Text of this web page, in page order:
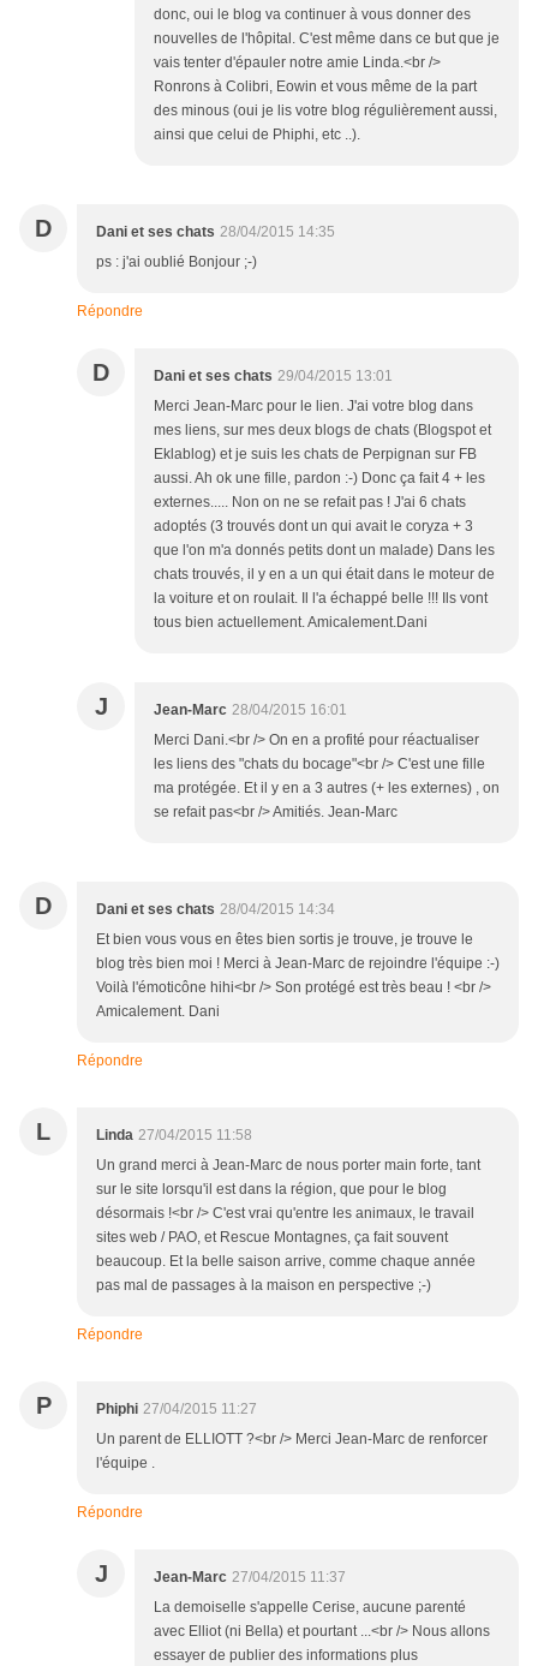
donc, oui le blog va continuer à vous donner des
nouvelles de l'hôpital. C'est même dans ce but que je
vais tenter d'épauler notre amie Linda.<br />
Ronrons à Colibri, Eowin et vous même de la part
des minous (oui je lis votre blog régulièrement aussi,
ainsi que celui de Phiphi, etc ..).
D Dani et ses chats 28/04/2015 14:35
ps : j'ai oublié Bonjour ;-)
Répondre
D Dani et ses chats 29/04/2015 13:01
Merci Jean-Marc pour le lien. J'ai votre blog dans
mes liens, sur mes deux blogs de chats (Blogspot et
Eklablog) et je suis les chats de Perpignan sur FB
aussi. Ah ok une fille, pardon :-) Donc ça fait 4 + les
externes..... Non on ne se refait pas ! J'ai 6 chats
adoptés (3 trouvés dont un qui avait le coryza + 3
que l'on m'a donnés petits dont un malade) Dans les
chats trouvés, il y en a un qui était dans le moteur de
la voiture et on roulait. Il l'a échappé belle !!! Ils vont
tous bien actuellement. Amicalement.Dani
J Jean-Marc 28/04/2015 16:01
Merci Dani.<br /> On en a profité pour réactualiser
les liens des "chats du bocage"<br /> C'est une fille
ma protégée. Et il y en a 3 autres (+ les externes) , on
se refait pas<br /> Amitiés. Jean-Marc
D Dani et ses chats 28/04/2015 14:34
Et bien vous vous en êtes bien sortis je trouve, je trouve le
blog très bien moi ! Merci à Jean-Marc de rejoindre l'équipe :-)
Voilà l'émoticône hihi<br /> Son protégé est très beau ! <br />
Amicalement. Dani
Répondre
L Linda 27/04/2015 11:58
Un grand merci à Jean-Marc de nous porter main forte, tant
sur le site lorsqu'il est dans la région, que pour le blog
désormais !<br /> C'est vrai qu'entre les animaux, le travail
sites web / PAO, et Rescue Montagnes, ça fait souvent
beaucoup. Et la belle saison arrive, comme chaque année
pas mal de passages à la maison en perspective ;-)
Répondre
P Phiphi 27/04/2015 11:27
Un parent de ELLIOTT ?<br /> Merci Jean-Marc de renforcer
l'équipe .
Répondre
J Jean-Marc 27/04/2015 11:37
La demoiselle s'appelle Cerise, aucune parenté
avec Elliot (ni Bella) et pourtant ...<br /> Nous allons
essayer de publier des informations plus